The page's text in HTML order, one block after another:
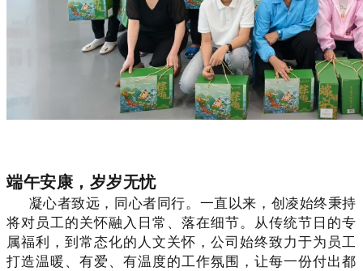
端午安康，岁岁无忧
凝心者致远，同心者同行。一直以来，创凌始终秉持
将对员工的关怀融入日常、落在细节。从传统节日的专
属福利，到常态化的人文关怀，公司始终致力于为员工
打造温暖、有爱、有温度的工作氛围，让每一份付出都